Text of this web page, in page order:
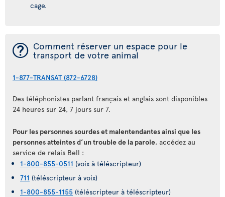
cage.
¯ Comment réserver un espace pour le
transport de votre animal
1-877-TRANSAT (872-6728)
Des téléphonistes parlant français et anglais sont disponibles
24 heures sur 24, 7 jours sur 7.
Pour les personnes sourdes et malentendantes ainsi que les
personnes atteintes d’un trouble de la parole, accédez au
service de relais Bell :
1-800-855-0511 (voix à téléscripteur)
711 (téléscripteur à voix)
1-800-855-1155 (téléscripteur à téléscripteur)